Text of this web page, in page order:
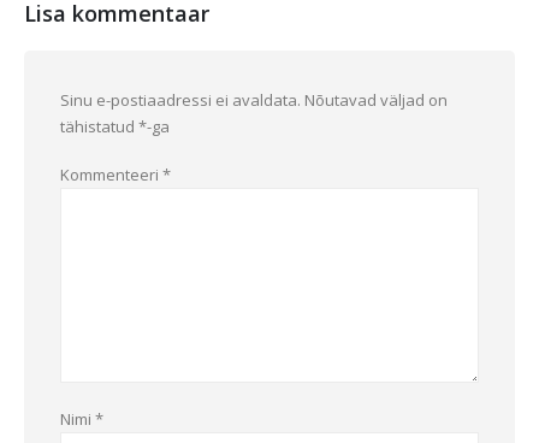
Lisa kommentaar
Sinu e-postiaadressi ei avaldata. Nõutavad väljad on
tähistatud *-ga
Kommenteeri *
Nimi *